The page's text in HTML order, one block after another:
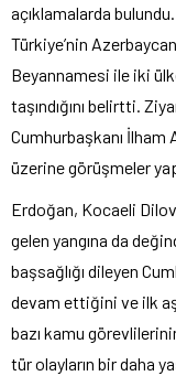
açıklamalarda
Türkiye’nin
Beyannamesi ile iki
taşındığını belirtti.
Cumhurbaşkanı
üzerine görüşmeler
Erdoğan, Kocaeli
gelen yangına da
başsağlığı dileyen
devam ettiğini ve ilk
bazı kamu
tür olayların bir daha